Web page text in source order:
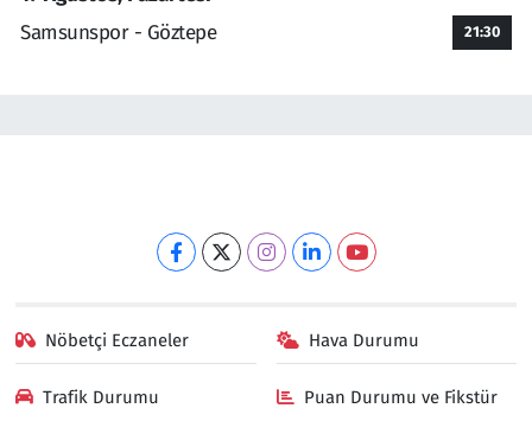
Samsunspor - Göztepe
21:30
Nöbetçi Eczaneler Hava Durumu
Trafik Durumu Puan Durumu ve Fikstür